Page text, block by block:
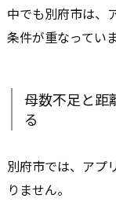
中でも別府市は、
条件が重なっていま
母数不足と距
る
別府市では、アプ
りません。